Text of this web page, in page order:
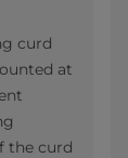
curd
at
the curd